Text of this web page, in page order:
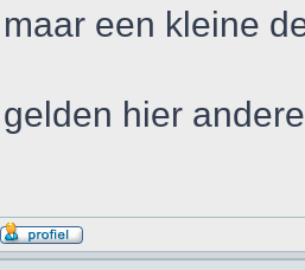
maar een kleine
gelden hier